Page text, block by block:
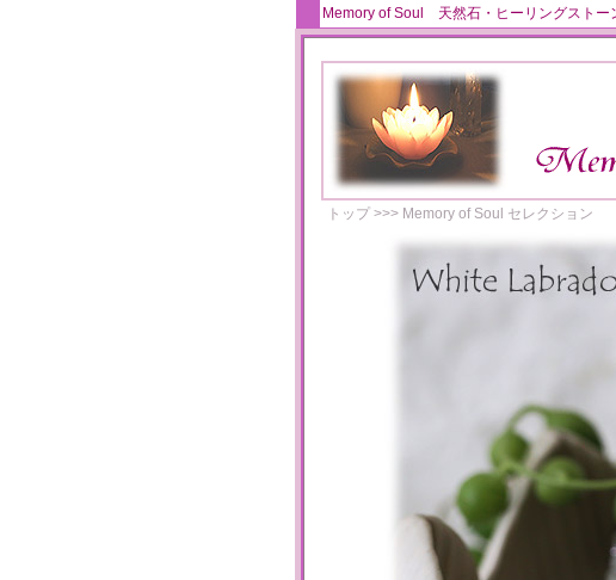
Memory of Soul 天然石・ヒーリングストー
トップ>>> Memory of Soul セレクション